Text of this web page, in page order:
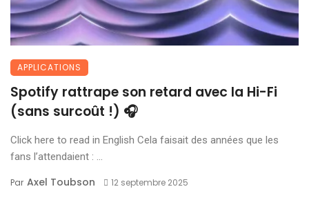
APPLICATIONS
Spotify rattrape son retard avec la Hi-Fi
(sans surcoût !) 🎧
Click here to read in English Cela faisait des années que les
fans l’attendaient : ...
Par Axel Toubson 12 septembre 2025